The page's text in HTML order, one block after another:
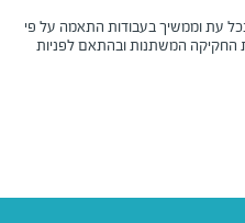
בכל עת וממשיך בעבודות התאמה על פי
המשתנות ובהתאם לפניות